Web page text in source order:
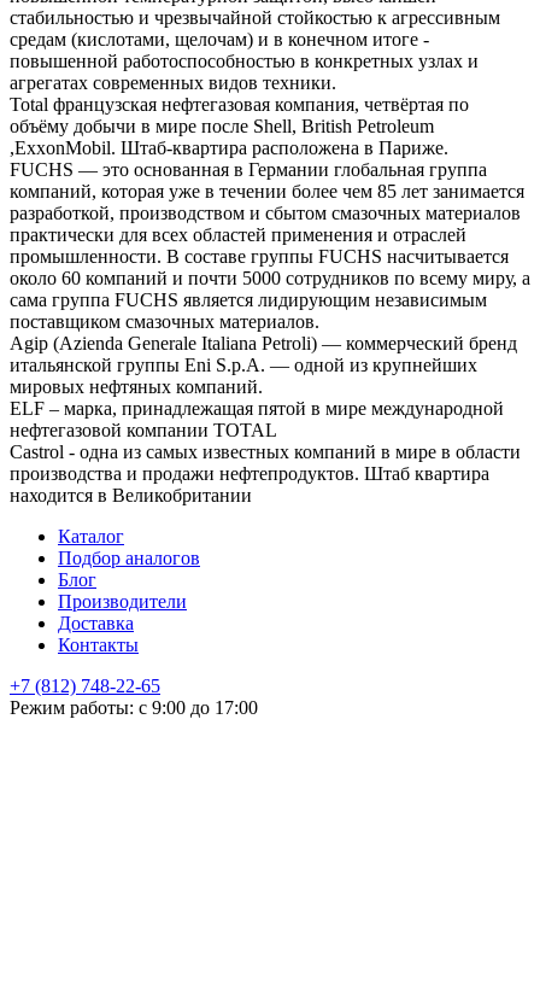
стабильностью и чрезвычайной стойкостью к агрессивным
средам (кислотами, щелочам) и в конечном итоге -
повышенной работоспособностью в конкретных узлах и
агрегатах современных видов техники.
Total французская нефтегазовая компания, четвёртая по
объёму добычи в мире после Shell, British Petroleum
,ExxonMobil. Штаб-квартира расположена в Париже.
FUCHS — это основанная в Германии глобальная группа
компаний, которая уже в течении более чем 85 лет занимается
разработкой, производством и сбытом смазочных материалов
практически для всех областей применения и отраслей
промышленности. В составе группы FUCHS насчитывается
около 60 компаний и почти 5000 сотрудников по всему миру, а
сама группа FUCHS является лидирующим независимым
поставщиком смазочных материалов.
Agip (Azienda Generale Italiana Petroli) — коммерческий бренд
итальянской группы Eni S.p.A. — одной из крупнейших
мировых нефтяных компаний.
ELF – марка, принадлежащая пятой в мире международной
нефтегазовой компании TOTAL
Castrol - одна из самых известных компаний в мире в области
производства и продажи нефтепродуктов. Штаб квартира
находится в Великобритании
Каталог
Подбор аналогов
Блог
Производители
Доставка
Контакты
+7 (812) 748-22-65
Режим работы: с 9:00 до 17:00
НЕ НАШЛИ ЧТО ИСКАЛИ